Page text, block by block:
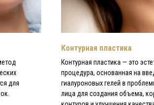
для
Контурная пластика
Контурная пластика — это
процедура, основанная на
гиалуроновых гелей в
лица для создания объема,